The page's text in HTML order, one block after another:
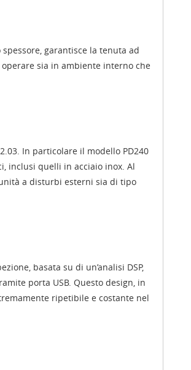
garantisce la tenuta ad
sia in ambiente interno che
In particolare il modello PD240
inclusi quelli in acciaio inox. Al
a disturbi esterni sia di tipo
basata su di un’analisi DSP,
porta USB. Questo design, in
ripetibile e costante nel